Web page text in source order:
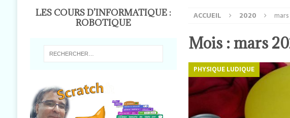
[ 8 avril 2026 ]
energy_sciences-TV Comprendre l’IA : Des
ENERGY_SCIENCES-TV
[ 22 février 2026 ]
ENERGY_SCIENCES-TV
ACCUEIL 2020 mars
Mois :mars
PHYSIQUE LUDIQUE
LES COURS D’INFORMATIQUE :
ROBOTIQUE